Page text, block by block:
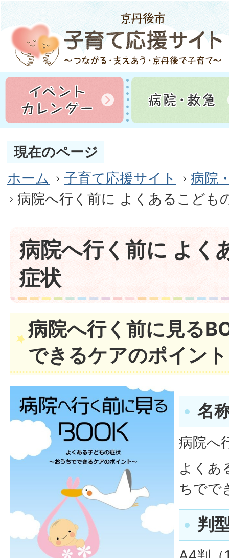
現在のページ
ホーム
子育て応援サイト
病院
病院へ行く前に よくあるこども
病院へ行く前に よく
症状
病院へ行く前に見る
できるケアのポイン
名
病院へ
よくあ
ちでで
判